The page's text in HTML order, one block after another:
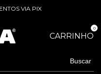
VIA PIX
CARRINHO
0
Buscar